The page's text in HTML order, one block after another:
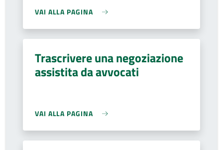
VAI ALLA PAGINA
Trascrivere una negoziazione
assistita da avvocati
VAI ALLA PAGINA